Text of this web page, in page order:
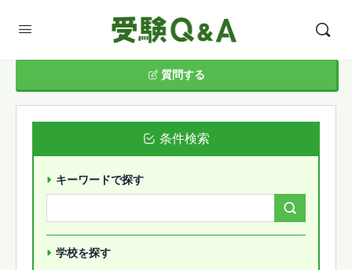
質問する
条件検索
キーワードで探す
学校を探す